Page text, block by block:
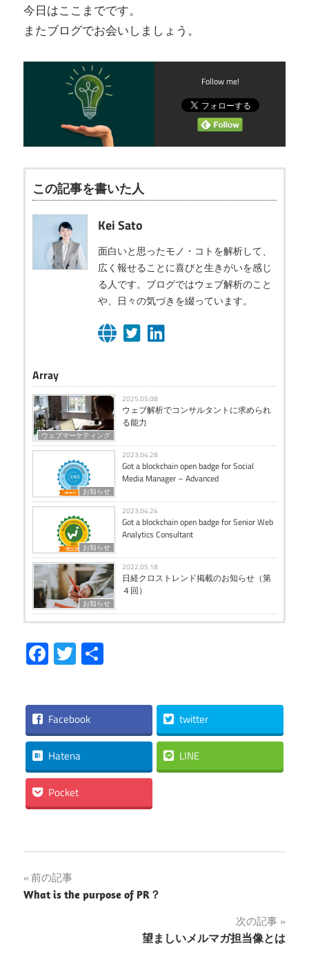
今日はここまでです。
またブログでお会いしましょう。
Follow me!
この記事を書いた人
Kei Sato
面白いと思ったモノ・コトを解析して、
広く報せることに喜びと生きがいを感じ
る人です。ブログではウェブ解析のこと
や、日々の気づきを綴っています。
Array
ウェブマーケティング
2025.05.08
ウェブ解析でコンサルタントに求められ
る能力
お知らせ
2023.04.28
Got a blockchain open badge for Social
Media Manager – Advanced
お知らせ
2023.04.24
Got a blockchain open badge for Senior Web
Analytics Consultant
お知らせ
2022.05.18
日経クロストレンド掲載のお知らせ（第
４回）
Facebook
Twitter
Facebook twitter
Hatena LINE
Pocket
投
稿
前の記事
What is the purpose of PR？
次の記事
望ましいメルマガ担当像とは